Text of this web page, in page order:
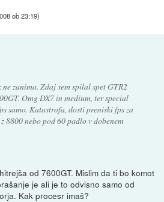
ob 23:19)
ne zanima. Zdaj sem spilal spet GTR2
Omg DX7 in medium, ter special
samo. Katastrofa, dosti preniski fps za
8800 nebo pod 60 padlo v dobenem
od 7600GT. Mislim da ti bo komot
je ali je to odvisno samo od
Kak procesr imaš?